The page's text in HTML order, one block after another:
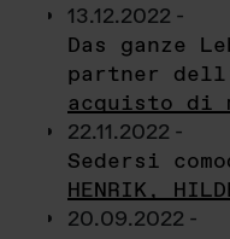
13.12.2022 -
Das ganze
partner
acquisto di
22.11.2022 -
Sedersi
HENRIK,
20.09.2022 -